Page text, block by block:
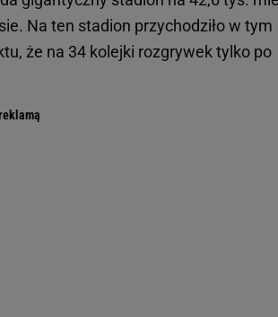
Na ten stadion przychodziło w tym
że na 34 kolejki rozgrywek tylko po